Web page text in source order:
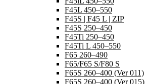
F45L 450–550
F45S | F45 L | ZIP
F45S 250–450
F45Ti 250–450
F45Ti L 450–550
F65 260–490
F65/F65 S/F80 S
F65S 260–400 (Ver 011)
F65S 260–400 (Ver 015)